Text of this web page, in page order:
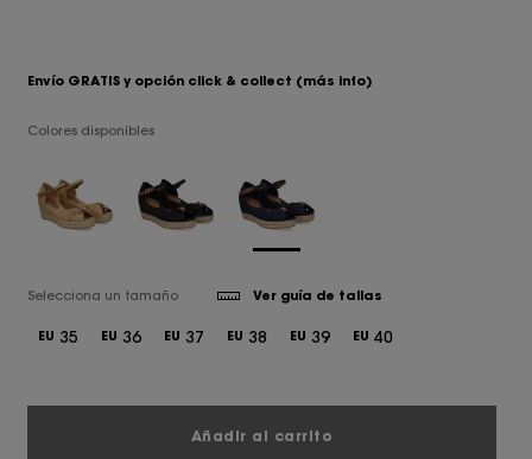
Envío GRATIS y opción click & collect (más info)
Colores disponibles
Selecciona un tamaño Ver guía de tallas
EU 35 EU 36 EU 37 EU 38 EU 39 EU 40
Añadir al carrito